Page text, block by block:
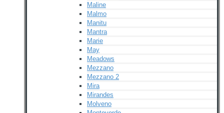
Maline
Malmo
Manitu
Mantra
Marie
May
Meadows
Mezzano
Mezzano 2
Mira
Mirandes
Molveno